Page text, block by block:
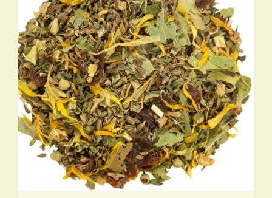
OPTIES SELECTEREN DIT
PRODUCT
HEEFT
MEERDERE
VARIATIES.
DEZE
OPTIE
KAN
GEKOZEN
WORDEN
OP
/ DETAILS